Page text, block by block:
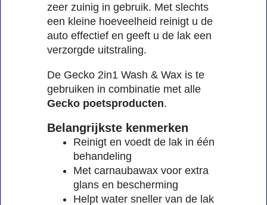
zeer zuinig in gebruik. Met slechts
een kleine hoeveelheid reinigt u de
auto effectief en geeft u de lak een
verzorgde uitstraling.
De Gecko 2in1 Wash & Wax is te
gebruiken in combinatie met alle
Gecko poetsproducten.
Belangrijkste kenmerken
Reinigt en voedt de lak in één
behandeling
Met carnaubawax voor extra
glans en bescherming
Helpt water sneller van de lak